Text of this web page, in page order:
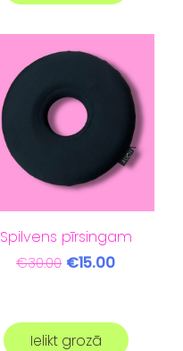
Spilvens pīrsingam
€30.00 €15.00
Ielikt grozā